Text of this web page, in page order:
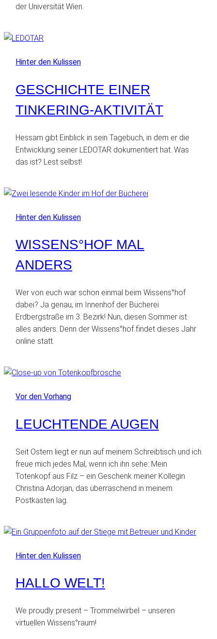
der Universität Wien.
Hinter den Kulissen
GESCHICHTE EINER
TINKERING-AKTIVITÄT
Hessam gibt Einblick in sein Tagebuch, in dem er die
Entwicklung seiner LEDOTAR dokumentiert hat. Was
das ist? Lest selbst!
Hinter den Kulissen
WISSENS°HOF MAL
ANDERS
Wer von euch war schon einmal beim Wissens°hof
dabei? Ja genau, im Innenhof der Bücherei
Erdbergstraße im 3. Bezirk! Nun, diesen Sommer ist
alles anders. Denn der Wissens°hof findet dieses Jahr
online statt.
Vor den Vorhang
LEUCHTENDE AUGEN
Seit Ostern liegt er nun auf meinem Schreibtisch und ich
freue mich jedes Mal, wenn ich ihn sehe: Mein
Totenkopf aus Filz – ein Geschenk meiner Kollegin
Christina Adorjan, das überraschend in meinem
Postkasten lag.
Hinter den Kulissen
HALLO WELT!
We proudly present – Trommelwirbel – unseren
virtuellen Wissens°raum!